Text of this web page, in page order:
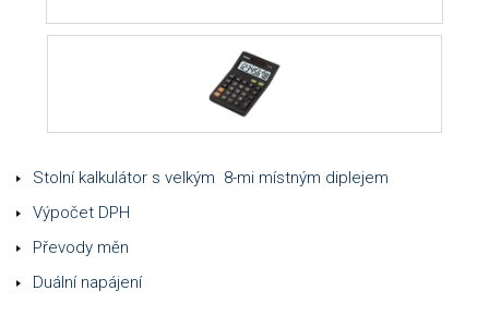
Stolní kalkulátor s velkým 8-mi místným diplejem
Výpočet DPH
Převody měn
Duální napájení